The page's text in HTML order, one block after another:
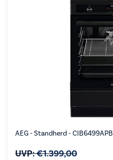
AEG - Standherd - CIB6499APB
UVP:€1.399,00